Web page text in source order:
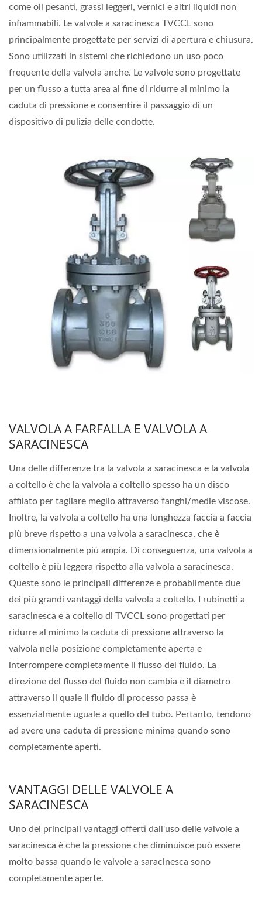
come oli pesanti, grassi leggeri, vernici e altri liquidi non
infiammabili. Le valvole a saracinesca TVCCL sono
principalmente progettate per servizi di apertura e chiusura.
Sono utilizzati in sistemi che richiedono un uso poco
frequente della valvola anche. Le valvole sono progettate
per un flusso a tutta area al fine di ridurre al minimo la
caduta di pressione e consentire il passaggio di un
dispositivo di pulizia delle condotte.
VALVOLA A FARFALLA E VALVOLA A
SARACINESCA
Una delle differenze tra la valvola a saracinesca e la valvola
a coltello è che la valvola a coltello spesso ha un disco
affilato per tagliare meglio attraverso fanghi/medie viscose.
Inoltre, la valvola a coltello ha una lunghezza faccia a faccia
più breve rispetto a una valvola a saracinesca, che è
dimensionalmente più ampia. Di conseguenza, una valvola a
coltello è più leggera rispetto alla valvola a saracinesca.
Queste sono le principali differenze e probabilmente due
dei più grandi vantaggi della valvola a coltello. I rubinetti a
saracinesca e a coltello di TVCCL sono progettati per
ridurre al minimo la caduta di pressione attraverso la
valvola nella posizione completamente aperta e
interrompere completamente il flusso del fluido. La
direzione del flusso del fluido non cambia e il diametro
attraverso il quale il fluido di processo passa è
essenzialmente uguale a quello del tubo. Pertanto, tendono
ad avere una caduta di pressione minima quando sono
completamente aperti.
VANTAGGI DELLE VALVOLE A
SARACINESCA
Uno dei principali vantaggi offerti dall'uso delle valvole a
saracinesca è che la pressione che diminuisce può essere
molto bassa quando le valvole a saracinesca sono
completamente aperte.